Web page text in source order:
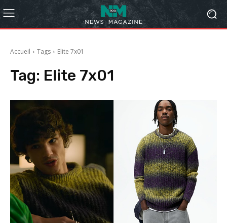
Accueil Tags Elite 7x01
Tag: Elite 7x01